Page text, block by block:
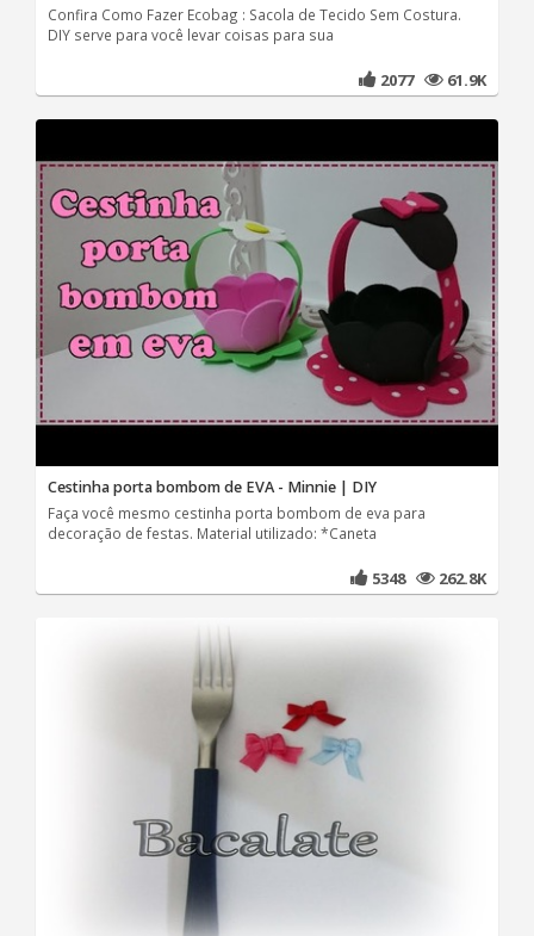
Confira Como Fazer Ecobag : Sacola de Tecido Sem Costura.
DIY serve para você levar coisas para sua
2077 61.9K
Cestinha porta bombom de EVA - Minnie | DIY
Faça você mesmo cestinha porta bombom de eva para
decoração de festas. Material utilizado: *Caneta
5348 262.8K